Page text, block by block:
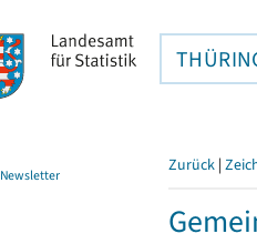
Newsletter Zurück |